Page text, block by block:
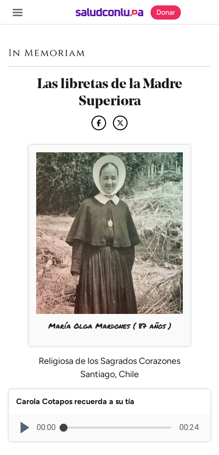
SECCIONES
Nosotros
COBERTURAS
Comprueba
Climatopedia
Medio ambiente
Salud mental
Género
Sobremesa
Entrevistas
Opinión
Cartas y réplicas
APÓYANOS
Donar
Las libretas de la Madre
Superiora
María Olga Mardones( 87 años )
Religiosa de los Sagrados Corazones
Santiago, Chile
Carola Cotapos recuerda a su tía
00:00 00:24